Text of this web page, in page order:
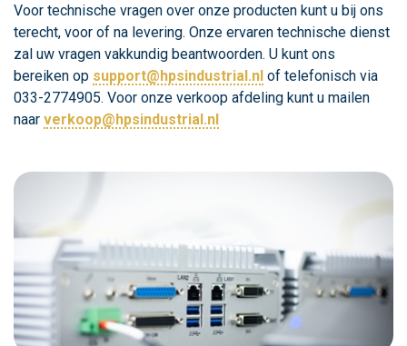
Voor technische vragen over onze producten kunt u bij ons
terecht, voor of na levering. Onze ervaren technische dienst
zal uw vragen vakkundig beantwoorden. U kunt ons
bereiken op support@hpsindustrial.nl of telefonisch via
033-2774905. Voor onze verkoop afdeling kunt u mailen
naar verkoop@hpsindustrial.nl